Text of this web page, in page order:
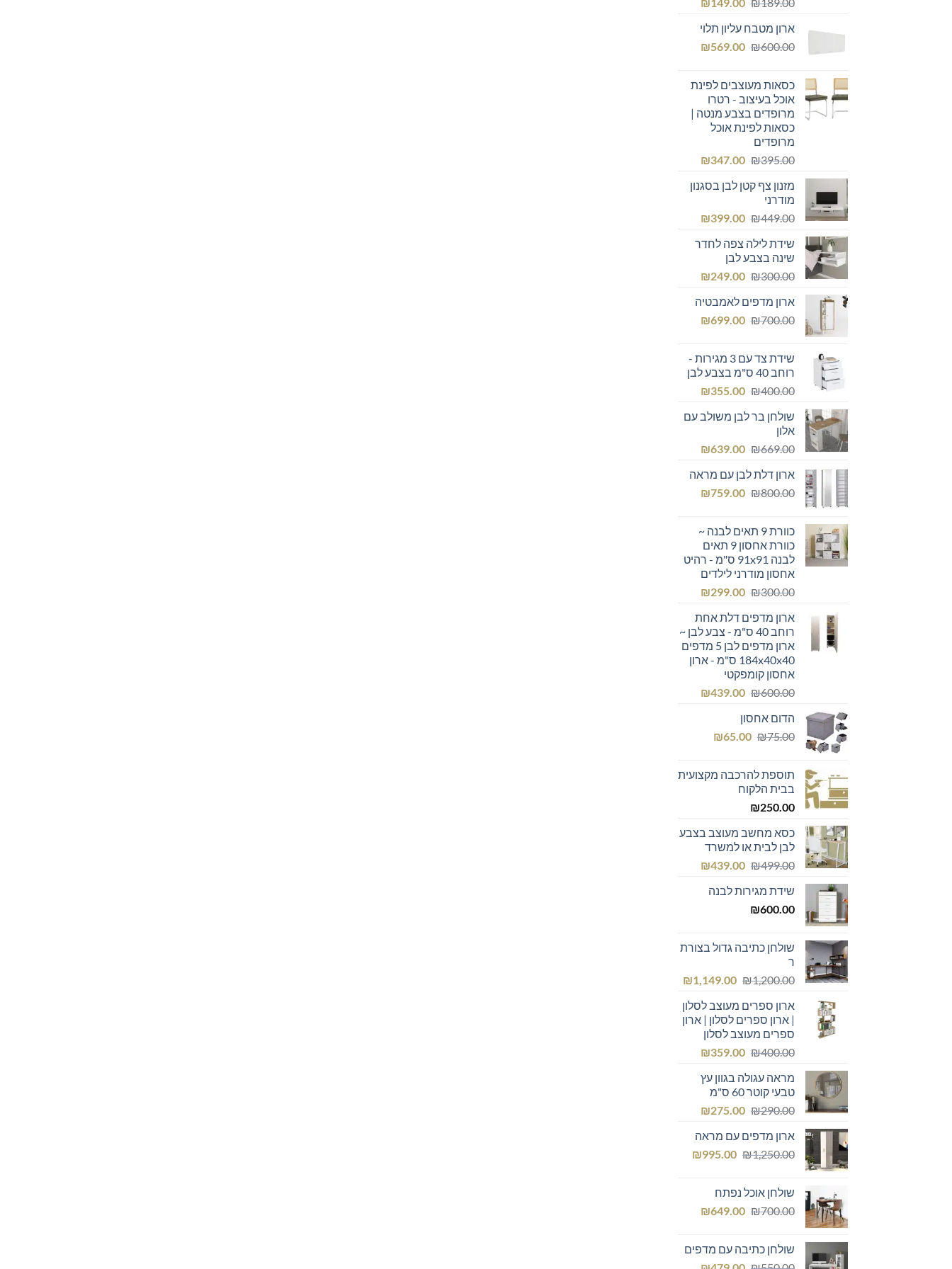
₪189.00
היה:
₪189.00.
₪149.00
הוא:
₪149.00.
ארון מטבח עליון תלוי
₪600.00
המחיר
₪600.00.
₪569.00
המחיר
₪569.00.כסאות מעוצבים לפינת
אוכל בעיצוב - רטרו
מרופדים בצבע מנטה |
כסאות לפינת אוכל
מרופדים
₪395.00
המחיר
היה:
₪347.00
המחיר
הוא:
מזנון צף קטן לבן בסגנון
מודרני
₪449.00
המחיר
היה:
₪449.00.
₪399.00
המחיר
הוא:שידת לילה צפה לחדר
שינה בצבע לבן
₪300.00
המחיר
היה:
₪300.00.
₪249.00
המחיר
הוא:
₪249.00.
ארון מדפים לאמבטיה
₪700.00
המחיר
₪700.00.
₪699.00
המחיר
₪699.00.שידת צד עם 3 מגירות -
רוחב 40 ס"מ בצבע לבן
₪400.00
המחיר
היה:
₪355.00
המחיר
הוא:
שולחן בר לבן משולב עם
אלון
₪669.00
המחיר
היה:
₪669.00.
₪639.00
המחיר
הוא:
₪639.00.
ארון דלת לבן עם מראה
₪800.00
המחיר
₪800.00.
₪759.00
המחיר
₪759.00.כוורת 9 תאים לבנה ~
כוורת אחסון 9 תאים
לבנה 91x91 ס"מ - רהיט
אחסון מודרני לילדים
₪300.00
המחיר
היה:
₪300.00.
₪299.00
המחיר
הוא:
₪299.00.
ארון מדפים דלת אחת
רוחב 40 ס"מ - צבע לבן ~
ארון מדפים לבן 5 מדפים
184x40x40 ס"מ - ארון
אחסון קומפקטי
₪600.00
המחיר
היה:
₪600.00.
₪439.00
המחיר
הדום אחסון
₪75.00
המחיר
₪75.00.
₪65.00
המחיר
₪65.00.
תוספת להרכבה מקצועית
בבית הלקוח
₪250.00
כסא מחשב מעוצב בצבע
לבן לבית או למשרד
₪499.00
המחיר
היה:
₪439.00
המחיר
שידת מגירות לבנה
₪600.00
שולחן כתיבה גדול בצורת
ר
₪1,200.00
המחיר
היה:
₪1,200.00.
₪1,149.00
המחיר
הוא:
₪1,149.00.
ארון ספרים מעוצב לסלון
| ארון ספרים לסלון | ארון
ספרים מעוצב לסלון
₪400.00
המחיר
היה:
₪400.00.
₪359.00
המחיר
הוא:מראה עגולה בגוון עץ
טבעי קוטר 60 ס"מ
₪290.00
המחיר
היה:
₪290.00.
₪275.00
המחיר
הוא:
₪275.00.
ארון מדפים עם מראה
₪1,250.00
המחיר
₪1,250.00.
₪995.00
המחיר
שולחן אוכל נפתח
₪700.00
המחיר
₪700.00.
₪649.00
המחיר
₪649.00.שולחן כתיבה עם מדפים